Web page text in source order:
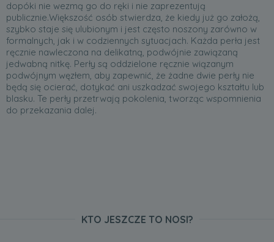
dopóki nie wezmą go do ręki i nie zaprezentują
publicznie.Większość osób stwierdza, że kiedy już go założą,
szybko staje się ulubionym i jest często noszony zarówno w
formalnych, jak i w codziennych sytuacjach. Każda perła jest
ręcznie nawleczona na delikatną, podwójnie zawiązaną
jedwabną nitkę. Perły są oddzielone ręcznie wiązanym
podwójnym węzłem, aby zapewnić, że żadne dwie perły nie
będą się ocierać, dotykać ani uszkadzać swojego kształtu lub
blasku. Te perły przetrwają pokolenia, tworząc wspomnienia
do przekazania dalej.
KTO JESZCZE TO NOSI?